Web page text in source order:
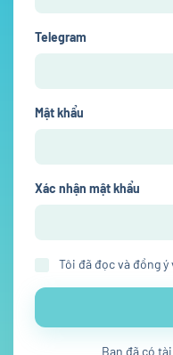
Telegram
Mật khẩu
Xác nhận mật khẩu
Tôi đã đọc và đồng ý
Bạn đã có